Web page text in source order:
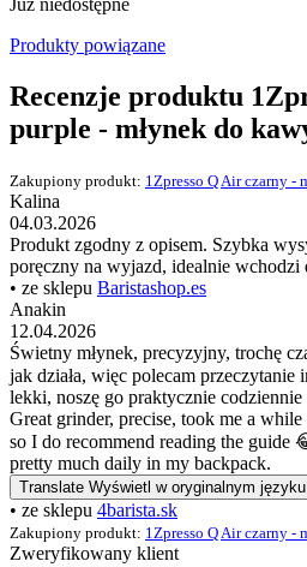
Produkty powiązane
Recenzje produktu
purple - młynek do
Zakupiony produkt: 1Zpresso Q Air czarny -
Kalina
04.03.2026
Produkt zgodny z opisem. Szybka
poręczny na wyjazd, idealnie wchodzi
• ze sklepu Baristashop.es
Anakin
12.04.2026
Świetny młynek, precyzyjny, trochę
jak działa, więc polecam przeczytanie
lekki, noszę go praktycznie
Great grinder, precise, took me a
so I do recommend reading the guide
pretty much daily in my backpack.
Translate Wyświetl w oryginalnym języku
• ze sklepu 4barista.sk
Zakupiony produkt: 1Zpresso Q Air czarny -
Zweryfikowany klient